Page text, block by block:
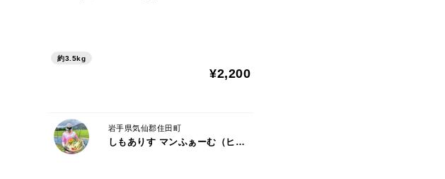
約3.5kg
¥2,200
岩手県気仙郡住田町
しもありす マンふぁーむ（ヒラバヤシ エオン）